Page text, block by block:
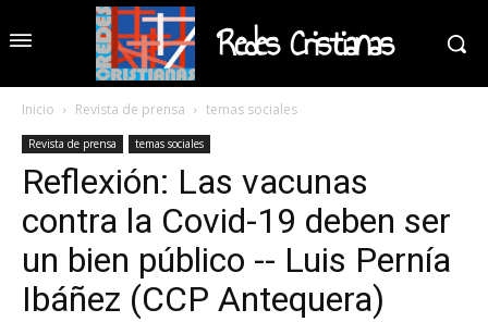
Redes Cristianas
Inicio Revista de prensa temas sociales
Revista de prensa temas sociales
Reflexión: Las vacunas
contra la Covid-19 deben ser
un bien público -- Luis Pernía
Ibáñez (CCP Antequera)